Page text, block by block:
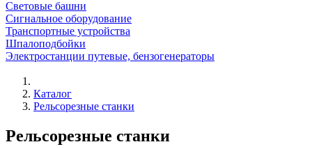
Световые башни
Сигнальное оборудование
Транспортные устройства
Шпалоподбойки
Электростанции путевые, бензогенераторы
Каталог
Рельсорезные станки
Рельсорезные станки